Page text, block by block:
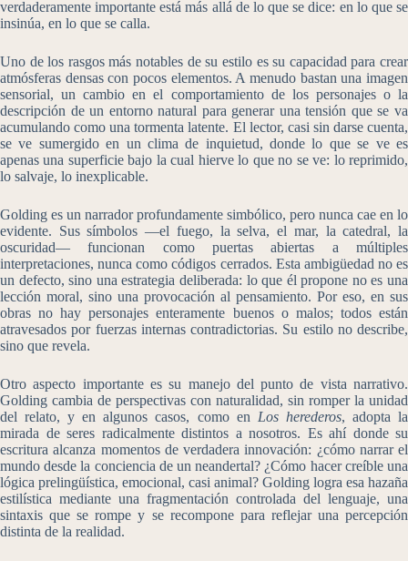
verdaderamente importante está más allá de lo que se dice: en lo que se
insinúa, en lo que se calla.
Uno de los rasgos más notables de su estilo es su capacidad para crear
atmósferas densas con pocos elementos. A menudo bastan una imagen
sensorial, un cambio en el comportamiento de los personajes o la
descripción de un entorno natural para generar una tensión que se va
acumulando como una tormenta latente. El lector, casi sin darse cuenta,
se ve sumergido en un clima de inquietud, donde lo que se ve es
apenas una superficie bajo la cual hierve lo que no se ve: lo reprimido,
lo salvaje, lo inexplicable.
Golding es un narrador profundamente simbólico, pero nunca cae en lo
evidente. Sus símbolos —el fuego, la selva, el mar, la catedral, la
oscuridad— funcionan como puertas abiertas a múltiples
interpretaciones, nunca como códigos cerrados. Esta ambigüedad no es
un defecto, sino una estrategia deliberada: lo que él propone no es una
lección moral, sino una provocación al pensamiento. Por eso, en sus
obras no hay personajes enteramente buenos o malos; todos están
atravesados por fuerzas internas contradictorias. Su estilo no describe,
sino que revela.
Otro aspecto importante es su manejo del punto de vista narrativo.
Golding cambia de perspectivas con naturalidad, sin romper la unidad
del relato, y en algunos casos, como en Los herederos, adopta la
mirada de seres radicalmente distintos a nosotros. Es ahí donde su
escritura alcanza momentos de verdadera innovación: ¿cómo narrar el
mundo desde la conciencia de un neandertal? ¿Cómo hacer creíble una
lógica prelingüística, emocional, casi animal? Golding logra esa hazaña
estilística mediante una fragmentación controlada del lenguaje, una
sintaxis que se rompe y se recompone para reflejar una percepción
distinta de la realidad.